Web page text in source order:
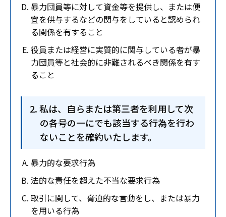
暴力団員等に対して資金等を提供し、または便
宜を供与するなどの関与をしていると認められ
る関係を有すること
役員または経営に実質的に関与している者が暴
力団員等と社会的に非難されるべき関係を有す
ること
私は、自らまたは第三者を利用して次
の各号の一にでも該当する行為を行わ
ないことを確約いたします。
暴力的な要求行為
法的な責任を超えた不当な要求行為
取引に関して、脅迫的な言動をし、または暴力
を用いる行為